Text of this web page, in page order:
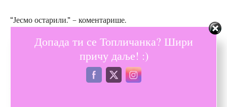
“Јесмо остарили.” – коментарише.
Момци, ова није била иста, што се мене тиче.
Допада ти се Топличанка? Шири
причу даље! :)